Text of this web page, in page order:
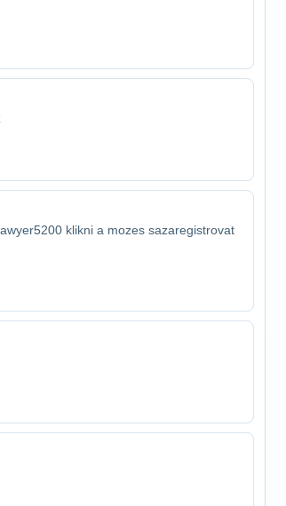
klikni a mozes sa​zaregistrovat